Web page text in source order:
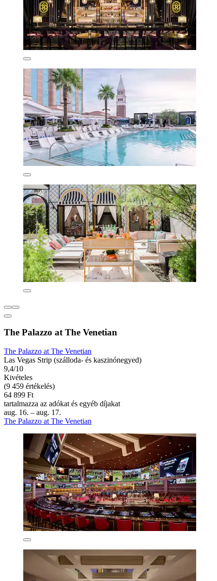
The Palazzo at The Venetian
The Palazzo at The Venetian
Las Vegas Strip (szálloda- és kaszinónegyed)
9,4/10
Kivételes
(9 459 értékelés)
64 899 Ft
tartalmazza az adókat és egyéb díjakat
aug. 16. – aug. 17.
The Palazzo at The Venetian